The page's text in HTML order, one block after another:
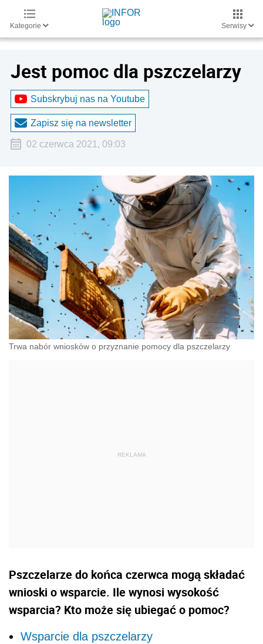
Kategorie Serwisy
Jest pomoc dla pszczelarzy
Subskrybuj nas na Youtube
Zapisz się na newsletter
02 czerwca 2021, 09:03
Trwa nabór wniosków o przyznanie pomocy dla pszczelarzy
Pszczelarze do końca czerwca mogą składać
wnioski o wsparcie. Ile wynosi wysokość
wsparcia? Kto może się ubiegać o pomoc?
Wsparcie dla pszczelarzy